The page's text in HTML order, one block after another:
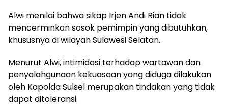
Alwi menilai bahwa sikap Irjen Andi Rian tidak
mencerminkan sosok pemimpin yang dibutuhkan,
khususnya di wilayah Sulawesi Selatan.
Menurut Alwi, intimidasi terhadap wartawan dan
penyalahgunaan kekuasaan yang diduga dilakukan
oleh Kapolda Sulsel merupakan tindakan yang tidak
dapat ditoleransi.